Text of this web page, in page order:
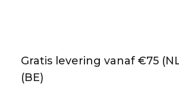
Gratis levering vanaf €75
(BE)